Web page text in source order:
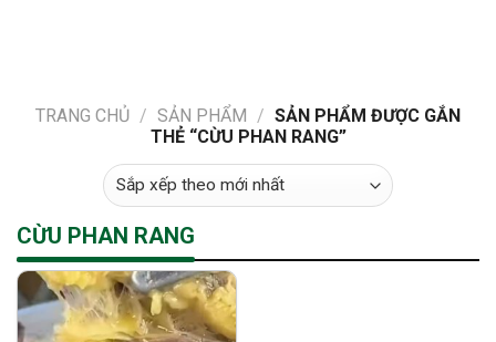
TRANG CHỦ / SẢN PHẨM / SẢN PHẨM ĐƯỢC GẮN
THẺ “CỪU PHAN RANG”
CỪU PHAN RANG